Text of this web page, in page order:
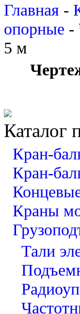
Главная -
опорные -
5 м
Каталог
Кран-
Кран-
Краны
Тали